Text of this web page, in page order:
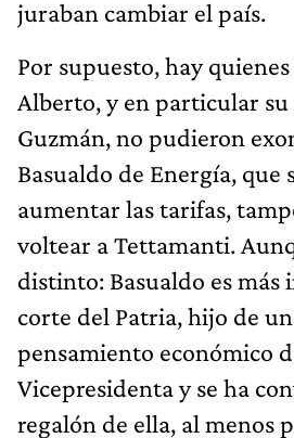
juraban cambiar el país.
Por supuesto, hay
Alberto, y en particular
Guzmán, no pudieron
Basualdo de Energía, que
aumentar las tarifas,
voltear a Tettamanti.
distinto: Basualdo es
corte del Patria, hijo de
pensamiento económico
Vicepresidenta y se ha
regalón de ella, al menos